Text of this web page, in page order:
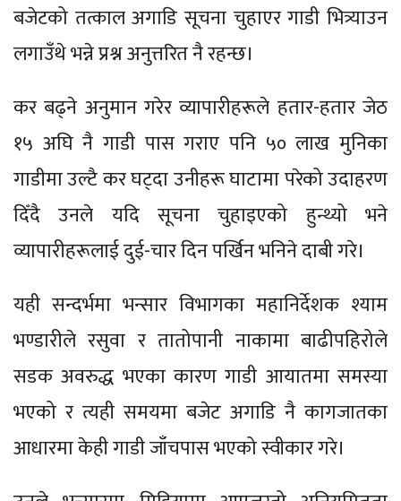
बजेटको तत्काल अगाडि सूचना चुहाएर गाडी भित्र्याउन
लगाउँथे भन्ने प्रश्न अनुत्तरित नै रहन्छ।
कर बढ्ने अनुमान गरेर व्यापारीहरूले हतार-हतार जेठ
१५ अघि नै गाडी पास गराए पनि ५० लाख मुनिका
गाडीमा उल्टै कर घट्दा उनीहरू घाटामा परेको उदाहरण
दिँदै उनले यदि सूचना चुहाइएको हुन्थ्यो भने
व्यापारीहरूलाई दुई-चार दिन पर्खिन भनिने दाबी गरे।
यही सन्दर्भमा भन्सार विभागका महानिर्देशक श्याम
भण्डारीले रसुवा र तातोपानी नाकामा बाढीपहिरोले
सडक अवरुद्ध भएका कारण गाडी आयातमा समस्या
भएको र त्यही समयमा बजेट अगाडि नै कागजातका
आधारमा केही गाडी जाँचपास भएको स्वीकार गरे।